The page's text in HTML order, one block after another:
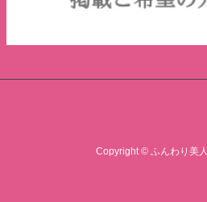
Copyright © ふんわり美人